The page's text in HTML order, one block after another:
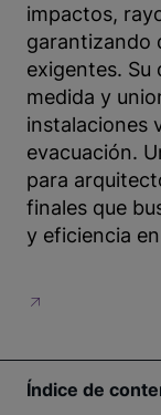
impactos,
garantizando
exigentes.
medida y
instalaciones
evacuación.
para
finales que
y eficiencia
Índice de